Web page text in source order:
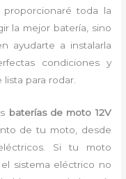
toda la
la mejor batería, sino
ayudarte a instalarla
condiciones y
para rodar.
baterías de moto 12V
de tu moto, desde
Si tu moto
sistema eléctrico no